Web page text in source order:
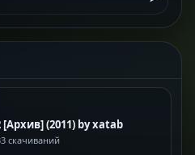
(2011) by xatab
скачиваний